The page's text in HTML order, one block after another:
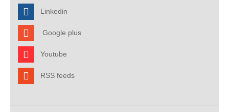
Linkedin
Google plus
Youtube
RSS feeds